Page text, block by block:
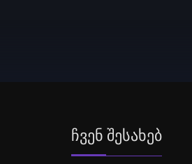
Ჩვენ Შესახებ